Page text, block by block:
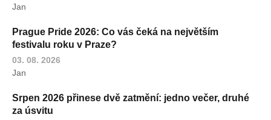
Jan
Prague Pride 2026: Co vás čeká na největším
festivalu roku v Praze?
03. 08. 2026
Jan
Srpen 2026 přinese dvě zatmění: jedno večer, druhé
za úsvitu